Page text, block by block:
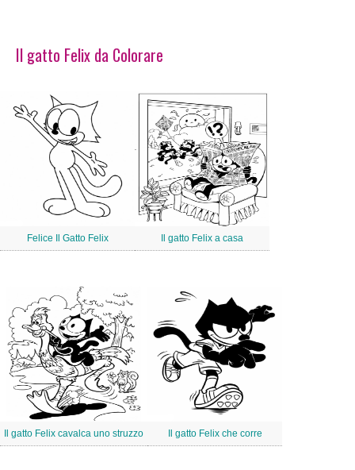
Il gatto Felix da Colorare
Felice Il Gatto Felix Il gatto Felix a casa
Il gatto Felix cavalca uno struzzo Il gatto Felix che corre